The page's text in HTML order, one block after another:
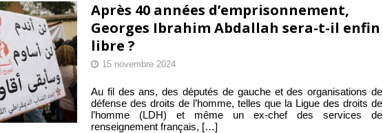
Après 40 années d’emprisonnement,
Georges Ibrahim Abdallah sera-t-il enfin
libre ?
15 novembre 2024
Au fil des ans, des députés de gauche et des organisations de
défense des droits de l’homme, telles que la Ligue des droits de
l’homme (LDH) et même un ex-chef des services de
renseignement français, […]